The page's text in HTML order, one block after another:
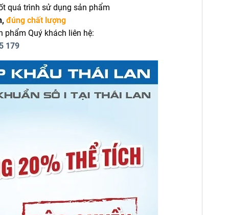
quá trình sử dụng sản phẩm
đúng chất lượng
phẩm Quý khách liên hệ:
179